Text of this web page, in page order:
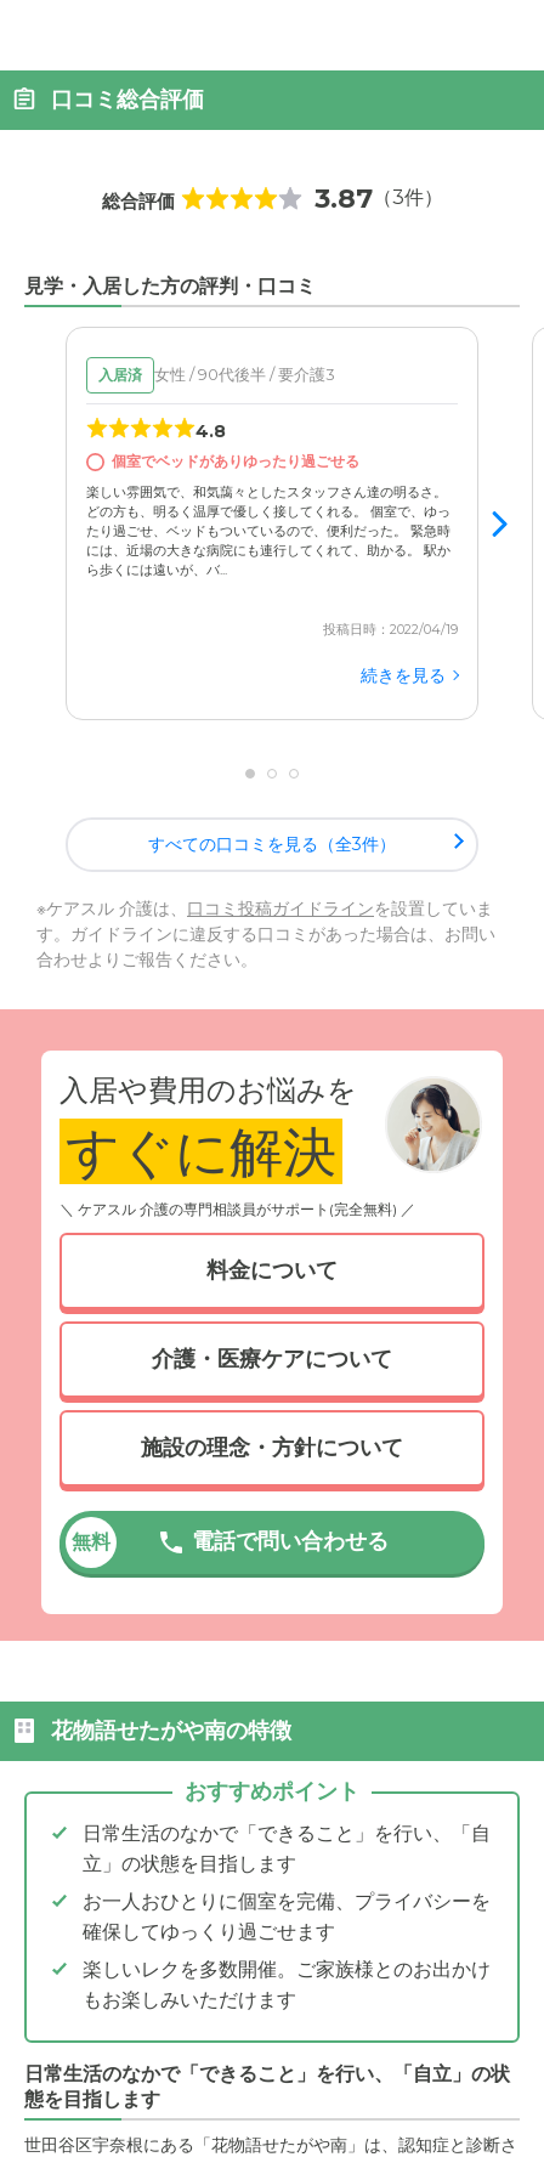
口コミ総合評価
総合評価 3.87（3件）
見学・入居した方の評判・口コミ
入居済 女性 / 90代後半 / 要介護3
4.8
個室でベッドがありゆったり過ごせる
楽しい雰囲気で、和気藹々としたスタッフさん達の明るさ。
どの方も、明るく温厚で優しく接してくれる。 個室で、ゆっ
たり過ごせ、ベッドもついているので、便利だった。 緊急時
には、近場の大きな病院にも連行してくれて、助かる。 駅か
ら歩くには遠いが、バ...
投稿日時：2022/04/19
続きを見る
すべての口コミを見る（全3件）
※ケアスル 介護は、 口コミ投稿ガイドラインを設置していま
す。ガイドラインに違反する口コミがあった場合は、お問い
合わせよりご報告ください。
入居や費用のお悩みを
すぐに解決
＼ ケアスル 介護の専門相談員がサポート(完全無料) ／
料金について
介護・医療ケアについて
施設の理念・方針について
無料 電話で問い合わせる
花物語せたがや南の特徴
おすすめポイント
日常生活のなかで「できること」を行い、「自
立」の状態を目指します
お一人おひとりに個室を完備、プライバシーを
確保してゆっくり過ごせます
楽しいレクを多数開催。ご家族様とのお出かけ
もお楽しみいただけます
日常生活のなかで「できること」を行い、「自立」の状
態を目指します
世田谷区宇奈根にある「花物語せたがや南」は、認知症と診断さ